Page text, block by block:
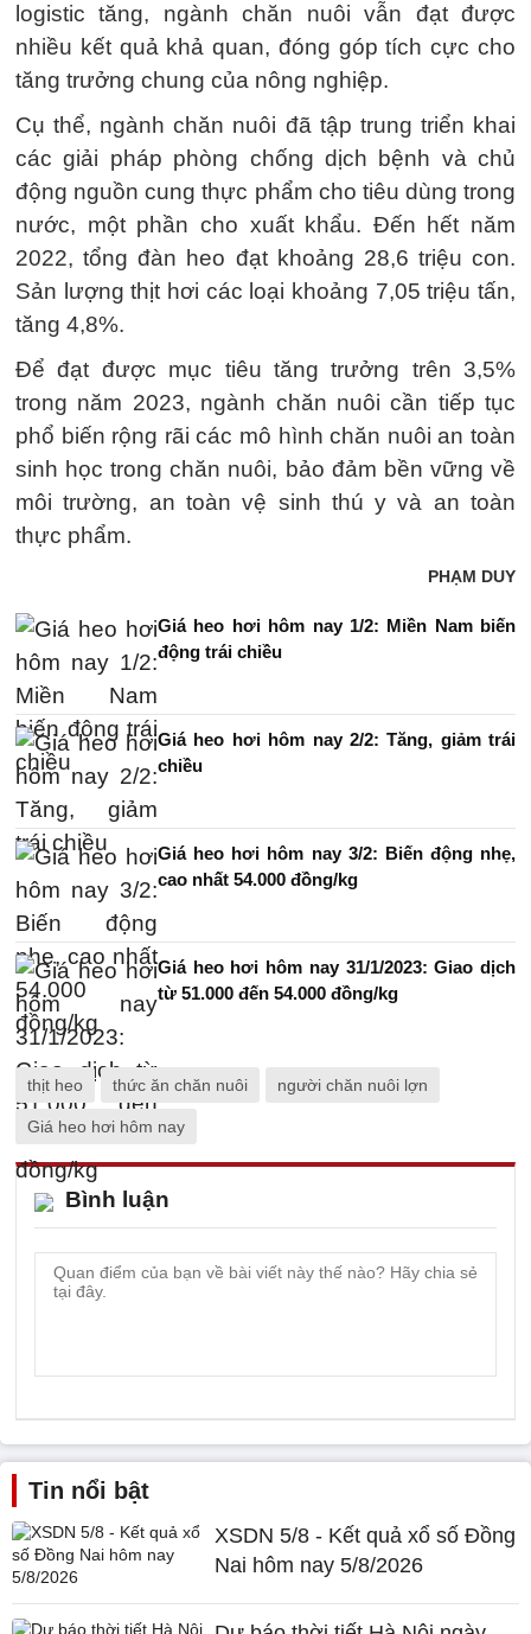
logistic tăng, ngành chăn nuôi vẫn đạt được
nhiều kết quả khả quan, đóng góp tích cực cho
tăng trưởng chung của nông nghiệp.
Cụ thể, ngành chăn nuôi đã tập trung triển khai
các giải pháp phòng chống dịch bệnh và chủ
động nguồn cung thực phẩm cho tiêu dùng trong
nước, một phần cho xuất khẩu. Đến hết năm
2022, tổng đàn heo đạt khoảng 28,6 triệu con.
Sản lượng thịt hơi các loại khoảng 7,05 triệu tấn,
tăng 4,8%.
Để đạt được mục tiêu tăng trưởng trên 3,5%
trong năm 2023, ngành chăn nuôi cần tiếp tục
phổ biến rộng rãi các mô hình chăn nuôi an toàn
sinh học trong chăn nuôi, bảo đảm bền vững về
môi trường, an toàn vệ sinh thú y và an toàn
thực phẩm.
PHẠM DUY
Giá heo hơi hôm nay 1/2: Miền Nam biến
động trái chiều
Giá heo hơi hôm nay 2/2: Tăng, giảm trái
chiều
Giá heo hơi hôm nay 3/2: Biến động nhẹ,
cao nhất 54.000 đồng/kg
Giá heo hơi hôm nay 31/1/2023: Giao dịch
từ 51.000 đến 54.000 đồng/kg
thịt heo thức ăn chăn nuôi người chăn nuôi lợn
Giá heo hơi hôm nay
Bình luận
Tin nổi bật
XSDN 5/8 - Kết quả xổ số Đồng
Nai hôm nay 5/8/2026